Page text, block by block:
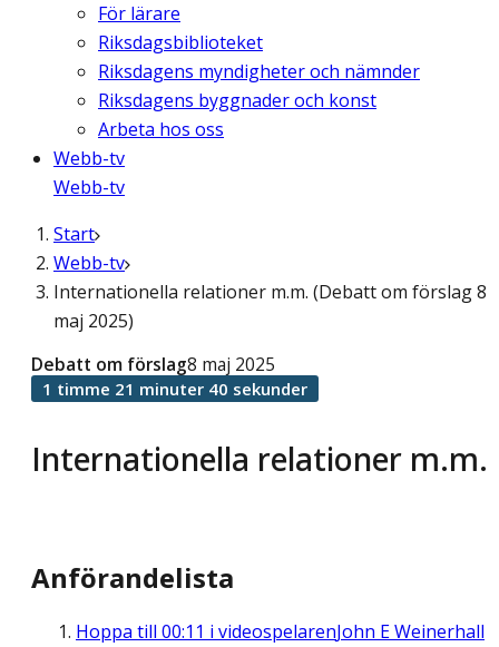
För lärare
Riksdagsbiblioteket
Riksdagens myndigheter och nämnder
Riksdagens byggnader och konst
Arbeta hos oss
Webb-tv
Webb-tv
Start
Webb-tv
Internationella relationer m.m. (Debatt om förslag 8
maj 2025)
Internationella relationer m.m.
Debatt om förslag8 maj 2025
1 timme 21 minuter 40 sekunder
Anförandelista
Hoppa till 00:11 i videospelarenJohn E Weinerhall